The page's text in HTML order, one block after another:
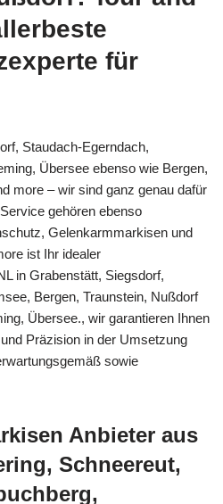
für
Staudach-Egerndach,
Übersee ebenso wie Bergen,
more – wir sind ganz genau dafür
gehören ebenso
Gelenkarmmarkisen und
ist Ihr idealer
in Grabenstätt, Siegsdorf,
Bergen, Traunstein, Nußdorf
Übersee., wir garantieren Ihnen
Präzision in der Umsetzung
sowie
Anbieter aus
Schneereut,